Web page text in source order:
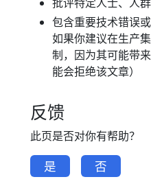
包含重要技术错误
如果你建议在生产
制，因为其可能带
能会拒绝该文章）
反馈
此页是否对你有帮助？
是 否